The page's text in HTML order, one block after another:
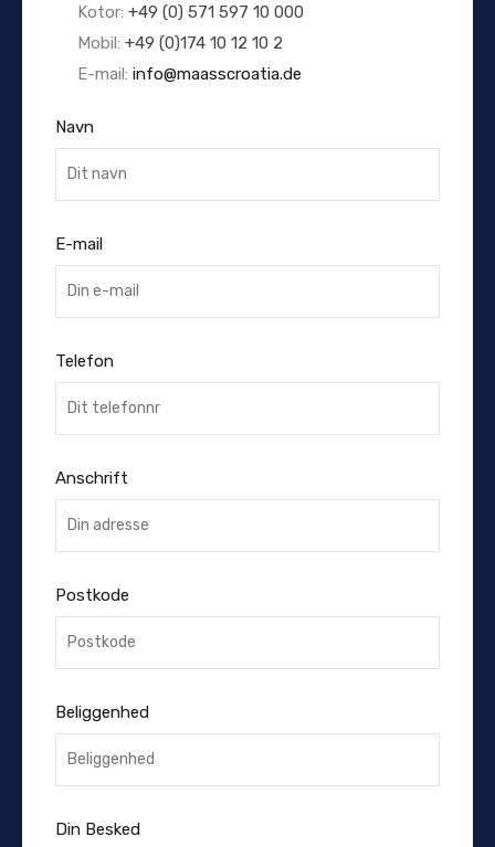
Kotor: +49 (0) 571 597 10 000
Mobil: +49 (0)174 10 12 10 2
E-mail: info@maasscroatia.de
Navn
E-mail
Telefon
Anschrift
Postkode
Beliggenhed
Din Besked